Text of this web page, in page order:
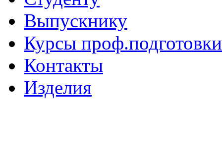
Выпускнику
Курсы проф.подготовки
Контакты
Изделия